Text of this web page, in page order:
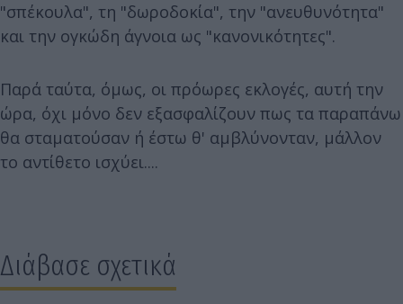
"σπέκουλα", τη "δωροδοκία", την "ανευθυνότητα"
και την ογκώδη άγνοια ως "κανονικότητες".
Παρά ταύτα, όμως, οι πρόωρες εκλογές, αυτή την
ώρα, όχι μόνο δεν εξασφαλίζουν πως τα παραπάνω
θα σταματούσαν ή έστω θ' αμβλύνονταν, μάλλον
το αντίθετο ισχύει....
Διάβασε σχετικά